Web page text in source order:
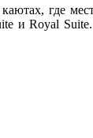
где
и Royal